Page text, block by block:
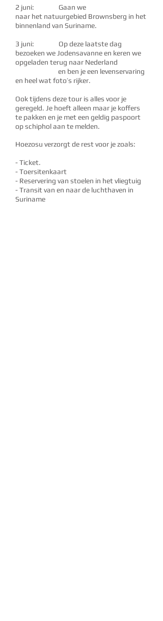
2 juni: Gaan we
naar het natuurgebied Brownsberg in het
binnenland van Suriname.
3 juni: Op deze laatste dag
bezoeken we Jodensavanne en keren we
opgeladen terug naar Nederland
en ben je een levenservaring
en heel wat foto’s rijker.
Ook tijdens deze tour is alles voor je
geregeld. Je hoeft alleen maar je koffers
te pakken en je met een geldig paspoort
op schiphol aan te melden.
Hoezosu verzorgt de rest voor je zoals:
- Ticket.
- Toersitenkaart
- Reservering van stoelen in het vliegtuig
- Transit van en naar de luchthaven in
Suriname